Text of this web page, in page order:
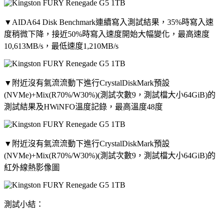
▼AIDA64 Disk Benchmark連續寫入測試結果，35%時寫入速
度稍微下降，接近50%時寫入速度開始大幅變化，最高速度
10,613MB/s，最低速度1,210MB/s
▼附近沒有氣流流動下進行CrystalDiskMark預設
(NVMe)+Mix(R70%/W30%)(測試次數9，測試檔大小64GiB)的
測試結果及HWiNFO溫度記錄，最高溫度48度
▼附近沒有氣流流動下進行CrystalDiskMark預設
(NVMe)+Mix(R70%/W30%)(測試次數9，測試檔大小64GiB)的
紅外線熱影像圖
測試小結：